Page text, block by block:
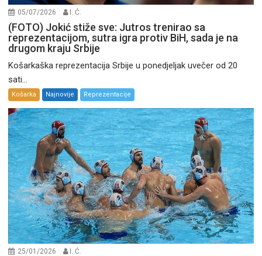
05/07/2026 I. Ć.
(FOTO) Jokić stiže sve: Jutros trenirao sa
reprezentacijom, sutra igra protiv BiH, sada je na
drugom kraju Srbije
Košarkaška reprezentacija Srbije u ponedjeljak uvečer od 20
sati...
Košarka Najnovije Reprezentacije
25/01/2026 I. Ć.